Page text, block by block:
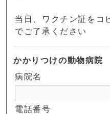
当日、ワクチン証をコ
でご了承ください
かかりつけの動物病院
病院名
電話番号